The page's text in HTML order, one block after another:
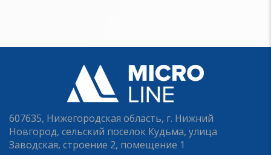
607635, Нижегородская область, г. Нижний
Новгород, сельский поселок Кудьма, улица
Заводская, строение 2, помещение 1